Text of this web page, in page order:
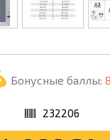
Бонусные баллы:
232206